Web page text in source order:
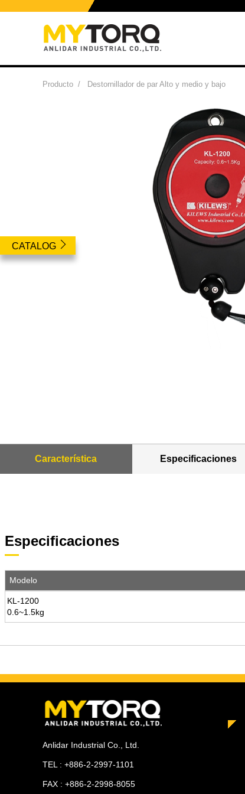
CATALOG
Producto / Destornillador de par Alto y medio y bajo
Característica Especificaciones
Especificaciones
Modelo
KL-1200
0.6~1.5kg
Anlidar Industrial Co., Ltd.
TEL : +886-2-2997-1101
FAX : +886-2-2998-8055